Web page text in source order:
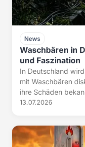
News
Waschbären in
und Faszination
In Deutschland
mit Waschbären
ihre Schäden
13.07.2026